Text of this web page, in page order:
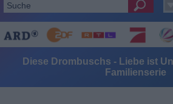
Diese Drombuschs - Liebe ist
Familienserie